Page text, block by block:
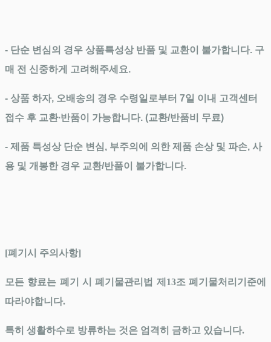
- 단순 변심의 경우 상품특성상 반품 및 교환이 불가합니다. 구
매 전 신중하게 고려해주세요.
- 상품 하자, 오배송의 경우 수령일로부터 7일 이내 고객센터
접수 후 교환∙반품이 가능합니다. (교환/반품비 무료)
- 제품 특성상 단순 변심, 부주의에 의한 제품 손상 및 파손, 사
용 및 개봉한 경우 교환/반품이 불가합니다.
[폐기시 주의사항]
모든 향료는 폐기 시 폐기물관리법 제13조 폐기물처리기준에
따라야합니다.
특히 생활하수로 방류하는 것은 엄격히 금하고 있습니다.